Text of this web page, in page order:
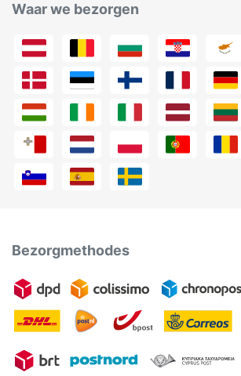
Waar we bezorgen
Bezorgmethodes